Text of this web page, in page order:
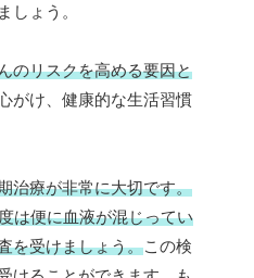
しょう。
のリスクを高める要因と
がけ、健康的な生活習慣
治療が非常に大切です。
は便に血液が混じってい
を受けましょう。この検